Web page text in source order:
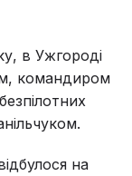
в Ужгороді
командиром
на